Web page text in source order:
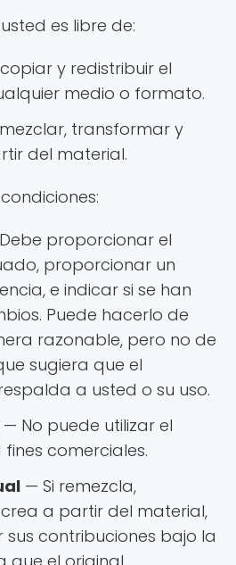
es libre de:
y redistribuir el
medio o formato.
transformar y
del material.
proporcionar el
proporcionar un
e indicar si se han
Puede hacerlo de
razonable, pero no de
sugiera que el
a usted o su uso.
— No puede utilizar el
comerciales.
— Si remezcla,
a partir del material,
sus contribuciones bajo la